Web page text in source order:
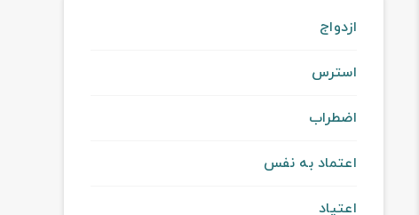
ازدواج
استرس
اضطراب
اعتماد به نفس
اعتیاد